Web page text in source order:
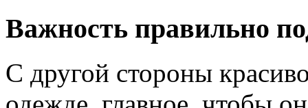
Важность правильно
С другой стороны